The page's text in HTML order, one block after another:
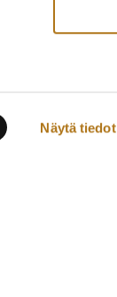
Näytä tiedot